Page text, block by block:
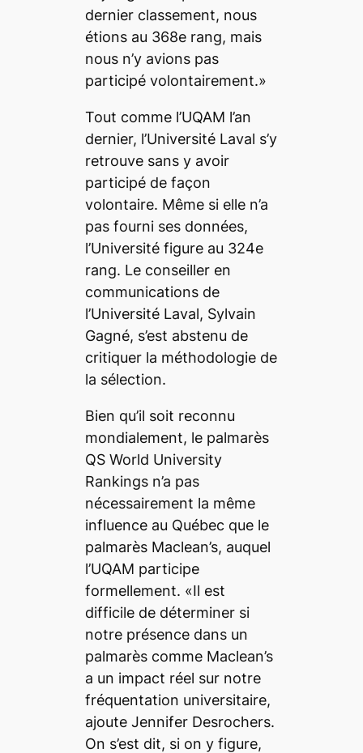
dernier classement, nous
étions au 368e rang, mais
nous n’y avions pas
participé volontairement.»
Tout comme l’UQAM l’an
dernier, l’Université Laval s’y
retrouve sans y avoir
participé de façon
volontaire. Même si elle n’a
pas fourni ses données,
l’Université figure au 324e
rang. Le conseiller en
communications de
l’Université Laval, Sylvain
Gagné, s’est abstenu de
critiquer la méthodologie de
la sélection.
Bien qu’il soit reconnu
mondialement, le palmarès
QS World University
Rankings n’a pas
nécessairement la même
influence au Québec que le
palmarès Maclean’s, auquel
l’UQAM participe
formellement. «Il est
difficile de déterminer si
notre présence dans un
palmarès comme Maclean’s
a un impact réel sur notre
fréquentation universitaire,
ajoute Jennifer Desrochers.
On s’est dit, si on y figure,